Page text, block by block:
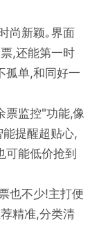
尚新颖｡界面
,还能第一时
孤单,和同好一
票监控"功能,像
提醒超贴心,
可能低价抢到
也不少!主打便
精准,分类清